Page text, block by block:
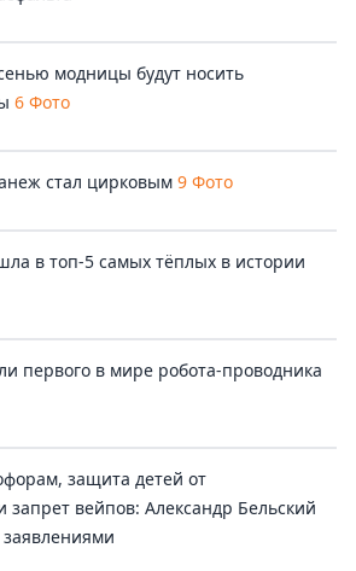
модницы будут носить
6 Фото
стал цирковым 9 Фото
в топ-5 самых тёплых в истории
первого в мире робота-проводника
защита детей от
вейпов: Александр Бельский